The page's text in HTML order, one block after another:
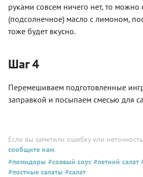
руками совсем ничего нет, то можно
(подсолнечное) масло с лимоном,
тоже будет вкусно.
Шаг 4
Перемешиваем подготовленные
заправкой и посыпаем смесью для
Если вы заметили ошибку или
сообщите нам.
#помидоры #соевый соус #летний салат
#постные салаты #салат